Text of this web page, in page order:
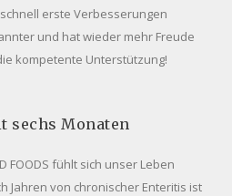
erste Verbesserungen
und hat wieder mehr Freude
kompetente Unterstützung!
sechs Monaten
FOODS fühlt sich unser Leben
Jahren von chronischer Enteritis ist